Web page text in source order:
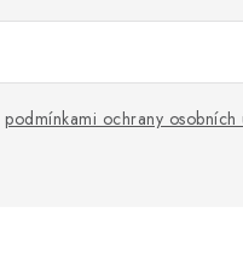
podmínkami ochrany osobních